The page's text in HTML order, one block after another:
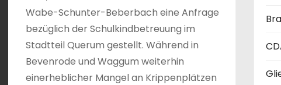
Wabe-Schunter-Beberbach eine Anfrage
bezüglich der Schulkindbetreuung im
Stadtteil Querum gestellt. Während in
Bevenrode und Waggum weiterhin
einerheblicher Mangel an Krippenplätzen